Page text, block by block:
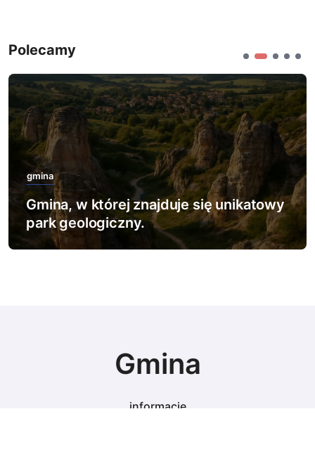
Polecamy
gmina
Gmina, w której znajduje się unikatowy
park geologiczny.
Gmina
informacje